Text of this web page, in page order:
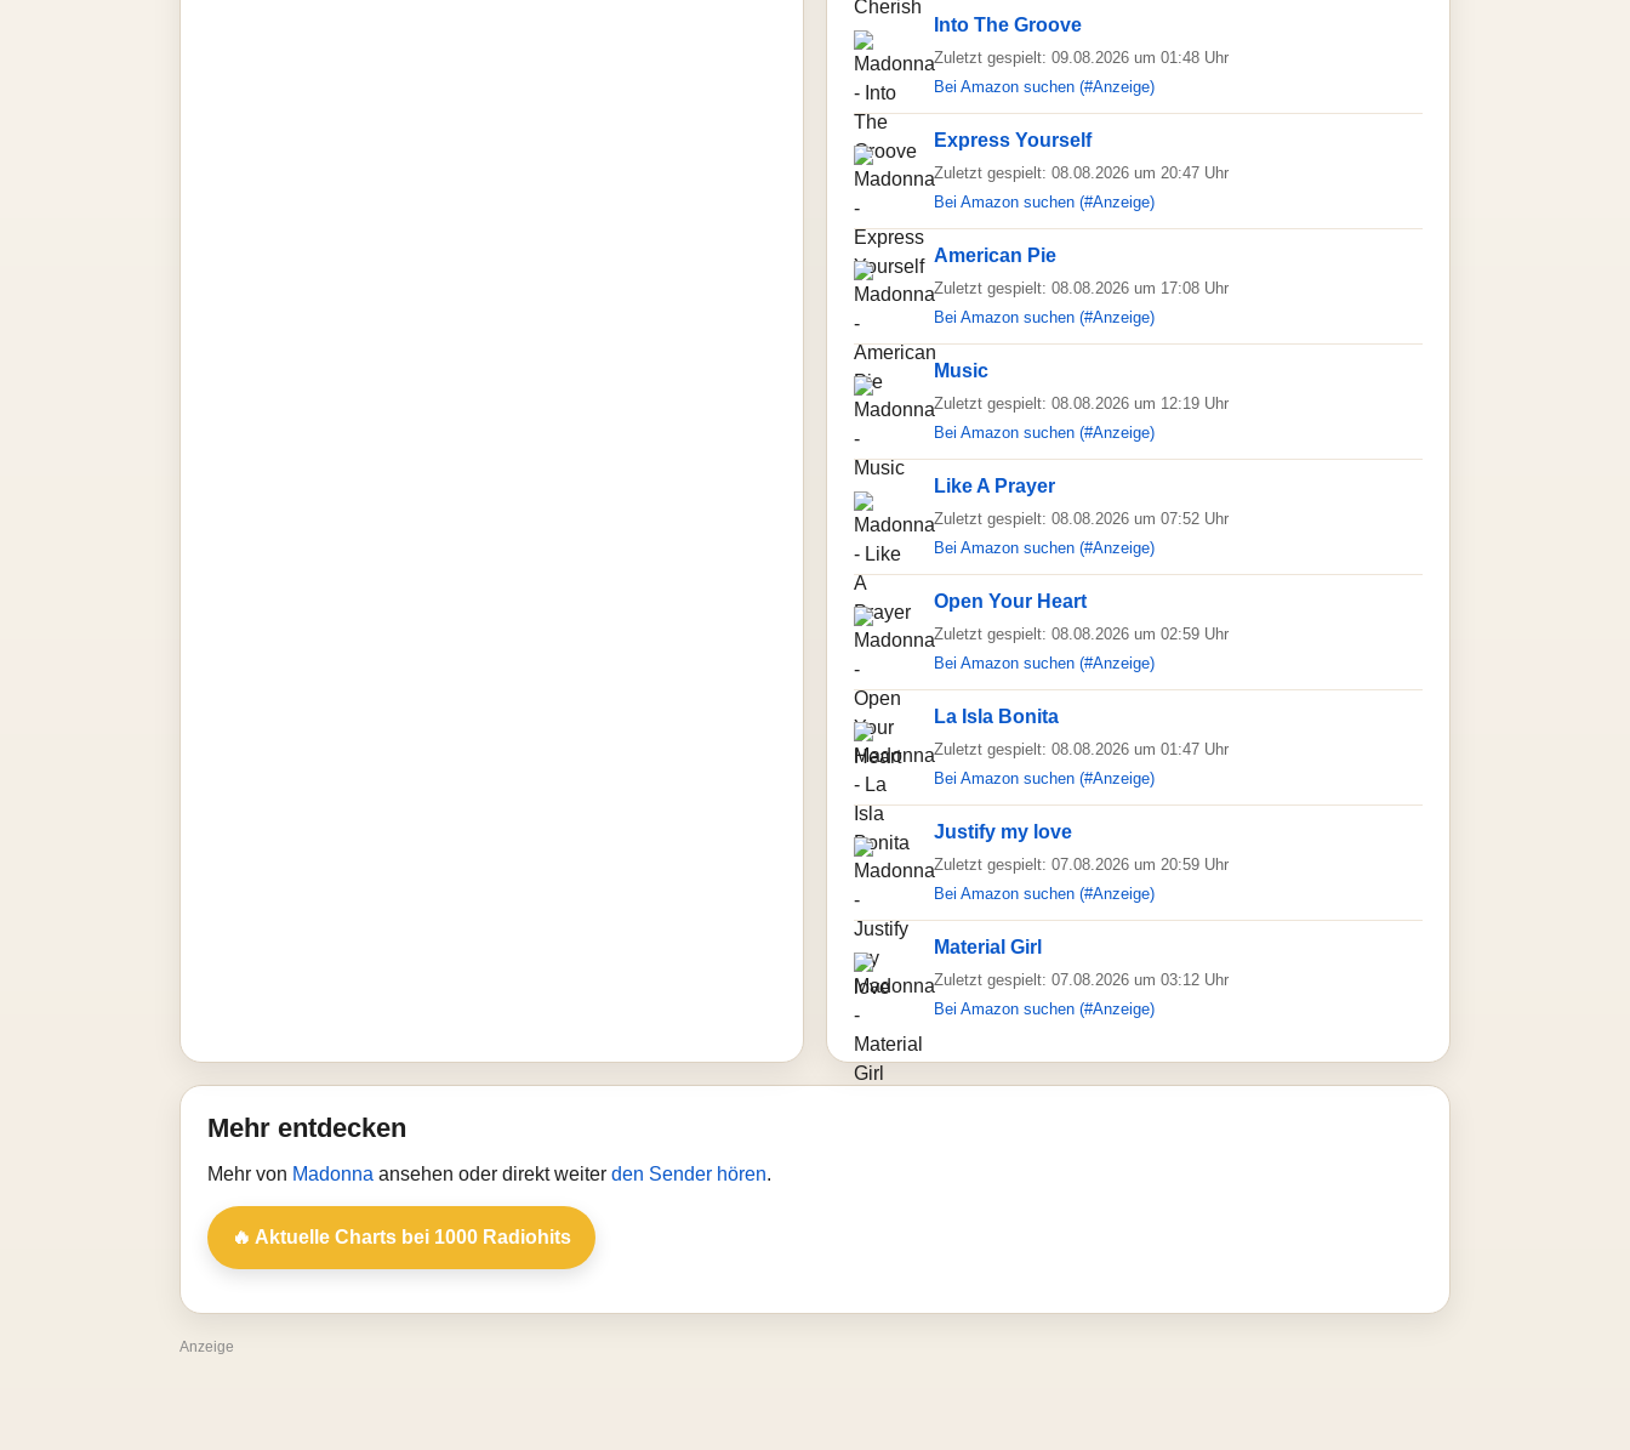
Into The Groove
Zuletzt gespielt: 09.08.2026 um 01:48 Uhr
Bei Amazon suchen (#Anzeige)
Express Yourself
Zuletzt gespielt: 08.08.2026 um 20:47 Uhr
Bei Amazon suchen (#Anzeige)
American Pie
Zuletzt gespielt: 08.08.2026 um 17:08 Uhr
Bei Amazon suchen (#Anzeige)
Music
Zuletzt gespielt: 08.08.2026 um 12:19 Uhr
Bei Amazon suchen (#Anzeige)
Like A Prayer
Zuletzt gespielt: 08.08.2026 um 07:52 Uhr
Bei Amazon suchen (#Anzeige)
Open Your Heart
Zuletzt gespielt: 08.08.2026 um 02:59 Uhr
Bei Amazon suchen (#Anzeige)
La Isla Bonita
Zuletzt gespielt: 08.08.2026 um 01:47 Uhr
Bei Amazon suchen (#Anzeige)
Justify my love
Zuletzt gespielt: 07.08.2026 um 20:59 Uhr
Bei Amazon suchen (#Anzeige)
Material Girl
Zuletzt gespielt: 07.08.2026 um 03:12 Uhr
Bei Amazon suchen (#Anzeige)
Mehr entdecken
Mehr von Madonna ansehen oder direkt weiter den Sender hören.
🔥 Aktuelle Charts bei 1000 Radiohits
Anzeige